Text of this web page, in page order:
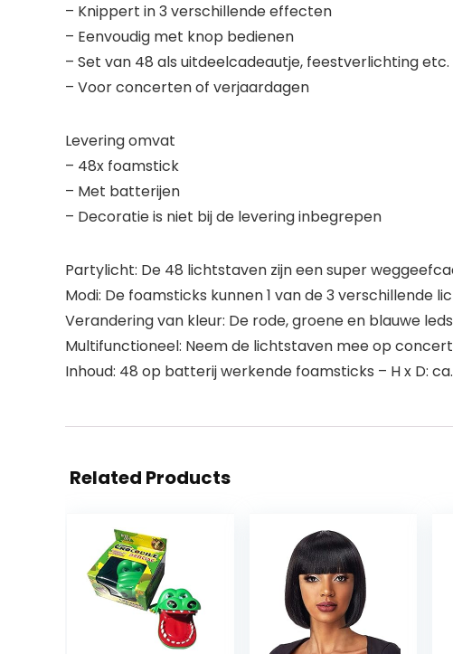
– Knippert in 3 verschillende effecten
– Eenvoudig met knop bedienen
– Set van 48 als uitdeelcadeautje, feestverlichting etc.
– Voor concerten of verjaardagen
Levering omvat
– 48x foamstick
– Met batterijen
– Decoratie is niet bij de levering inbegrepen
Partylicht: De 48 lichtstaven zijn een super
Modi: De foamsticks kunnen 1 van de 3 verschillende
Verandering van kleur: De rode, groene en blauwe
Multifunctioneel: Neem de lichtstaven mee op
Inhoud: 48 op batterij werkende foamsticks – H x D:
Related Products